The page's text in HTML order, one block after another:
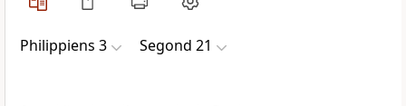
Philippiens 3 Segond 21